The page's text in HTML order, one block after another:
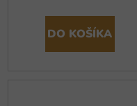
DO KOŠÍKA